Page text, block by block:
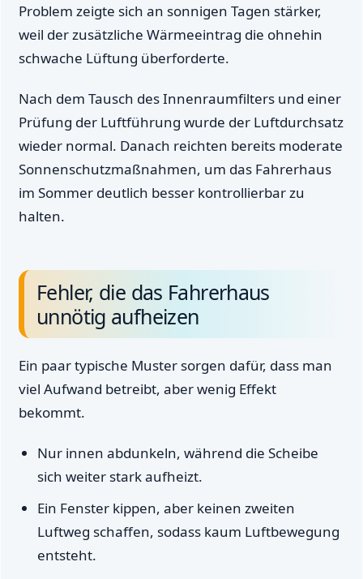
Problem zeigte sich an sonnigen Tagen stärker,
weil der zusätzliche Wärmeeintrag die ohnehin
schwache Lüftung überforderte.
Nach dem Tausch des Innenraumfilters und einer
Prüfung der Luftführung wurde der Luftdurchsatz
wieder normal. Danach reichten bereits moderate
Sonnenschutzmaßnahmen, um das Fahrerhaus
im Sommer deutlich besser kontrollierbar zu
halten.
Fehler, die das Fahrerhaus
unnötig aufheizen
Ein paar typische Muster sorgen dafür, dass man
viel Aufwand betreibt, aber wenig Effekt
bekommt.
Nur innen abdunkeln, während die Scheibe
sich weiter stark aufheizt.
Ein Fenster kippen, aber keinen zweiten
Luftweg schaffen, sodass kaum Luftbewegung
entsteht.